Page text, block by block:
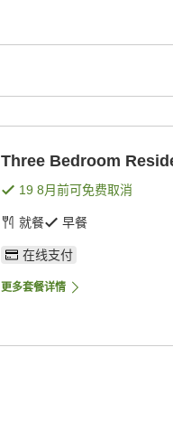
Three Bedroom
19 8月前可免费取消
就餐 早餐
在线支付
更多套餐详情